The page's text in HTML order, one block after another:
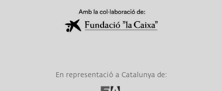
En representació a Catalunya de:
Link a EAPN